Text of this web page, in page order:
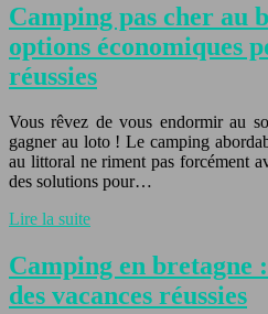
Camping pas cher au
options économiques
réussies
Vous rêvez de vous endormir au
gagner au loto ! Le camping
au littoral ne riment pas forcément
des solutions pour…
Lire la suite
Camping en bretagne
des vacances réussies